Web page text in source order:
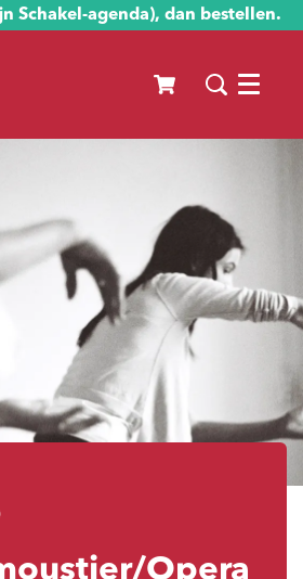
Schakel-agenda), dan bestellen.
Menu
Opera